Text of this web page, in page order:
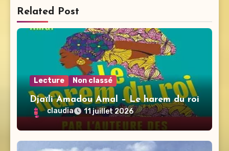
Related Post
Lecture Non classé
Djaïli Amadou Amal – Le harem du roi
claudia 11 juillet 2026